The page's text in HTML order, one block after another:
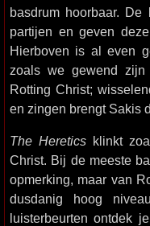
basdrum hoorbaar.
partijen en geven
Hierboven is al even
zoals we gewend
Rotting Christ;
en zingen brengt Sakis
The Heretics klinkt
Christ. Bij de meeste
opmerking, maar van
dusdanig hoog
luisterbeurten ontdek